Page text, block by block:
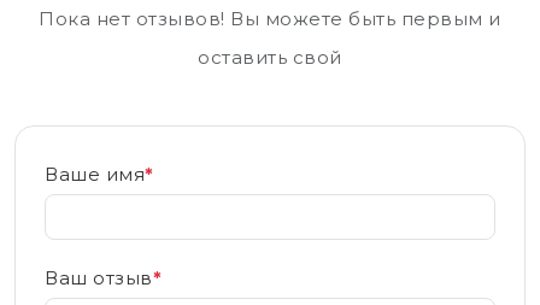
Пока нет отзывов! Вы можете быть первым и
оставить свой
Ваше имя*
Ваш отзыв*